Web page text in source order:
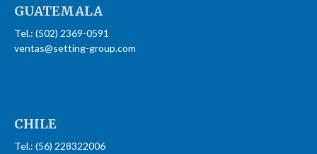
GUATEMALA
Tel.: (502) 2369-0591
ventas@setting-group.com
CHILE
Tel.: (56) 228322006